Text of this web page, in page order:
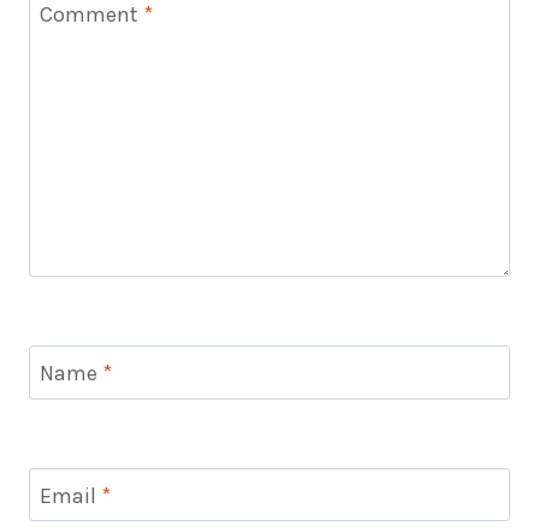
Comment *
Name *
Email *